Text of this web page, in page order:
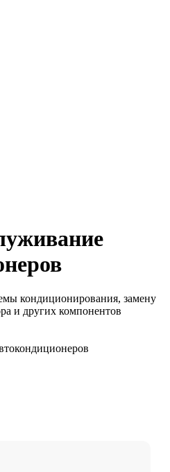
кондиционирования, замену
и других компонентов